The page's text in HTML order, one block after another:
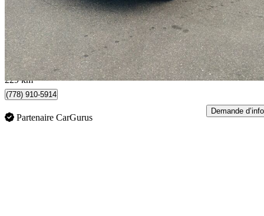
5 500 $ Aucune
0 $/mois env.
Abbotsford, BC
229 km
(778) 910-5914
Partenaire CarGurus
Demande d’info